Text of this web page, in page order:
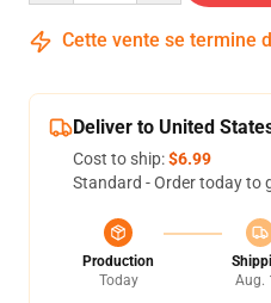
Cette vente se termine
Deliver to United
Cost to ship:$6.99
Standard - Order today to
Production
Today
Aug.